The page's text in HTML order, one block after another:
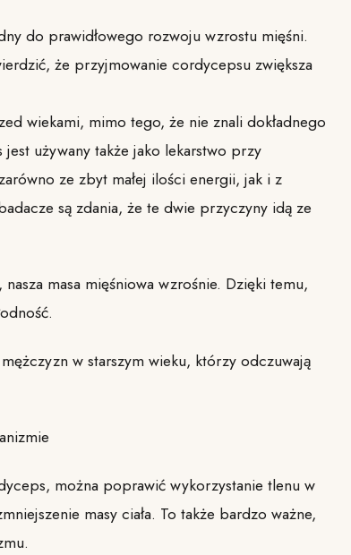
do prawidłowego rozwoju wzrostu mięśni.
że przyjmowanie cordycepsu zwiększa
wiekami, mimo tego, że nie znali dokładnego
używany także jako lekarstwo przy
ze zbyt małej ilości energii, jak i z
są zdania, że te dwie przyczyny idą ze
masa mięśniowa wzrośnie. Dzięki temu,
w starszym wieku, którzy odczuwają
można poprawić wykorzystanie tlenu w
masy ciała. To także bardzo ważne,